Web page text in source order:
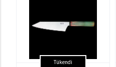
Tükendi